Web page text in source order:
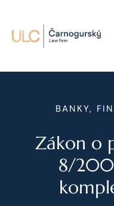
BANKY,
Zákon o
8/